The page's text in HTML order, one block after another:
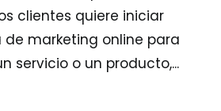
clientes quiere iniciar
marketing online para
servicio o un producto,...